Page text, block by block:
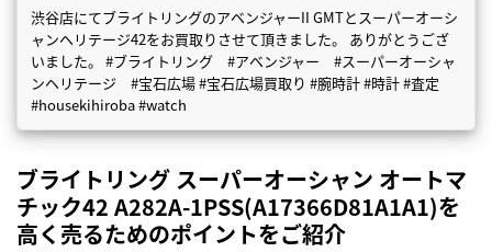
渋谷店にてブライトリングのアベンジャーII GMTとスーパーオーシ
ャンヘリテージ42をお買取りさせて頂きました。 ありがとうござ
いました。 #ブライトリング #アベンジャー #スーパーオーシャ
ンヘリテージ #宝石広場 #宝石広場買取り #腕時計 #時計 #査定
#housekihiroba #watch
ブライトリング スーパーオーシャン オートマ
チック42 A282A-1PSS(A17366D81A1A1)を
高く売るためのポイントをご紹介